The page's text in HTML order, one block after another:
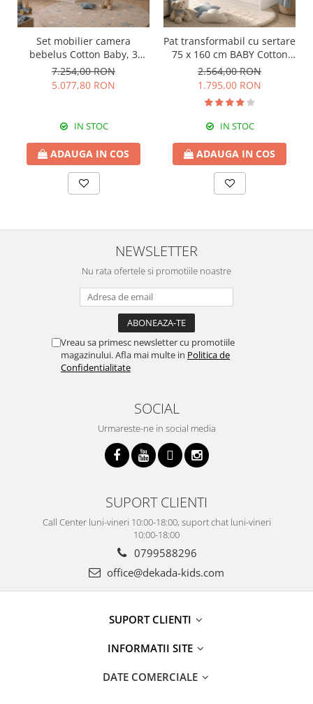
Set mobilier camera
bebelus Cotton Baby, 3
piese – pat transformer,
dulap 3 usi si comoda
7.254,00 RON
5.077,80 RON
IN STOC
ADAUGA IN COS
Pat transformabil cu sertare
75 x 160 cm BABY Cotton
White
2.564,00 RON
1.795,00 RON
IN STOC
ADAUGA IN COS
NEWSLETTER
Nu rata ofertele si promotiile noastre
Vreau sa primesc newsletter cu promotiile
magazinului. Afla mai multe in Politica de
Confidentialitate
SOCIAL
Urmareste-ne in social media
SUPORT CLIENTI
Call Center luni-vineri 10:00-18:00, suport chat luni-vineri
10:00-18:00
0799588296
office@dekada-kids.com
SUPORT CLIENTI
INFORMATII SITE
DATE COMERCIALE